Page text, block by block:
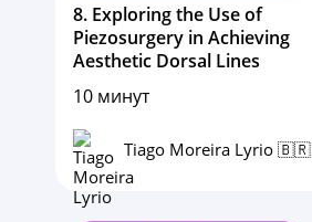
8. Exploring the Use of
Piezosurgery in Achieving
Aesthetic Dorsal Lines
10 минут
Tiago Moreira Lyrio 🇧🇷